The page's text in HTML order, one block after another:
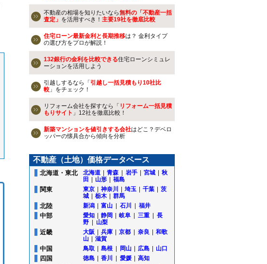
不動産の相場を知りたいなら無料の「不動産一括
査定」 を活用すべき！ 主要19社を徹底比較
住宅ローン最新金利と長期推移は？ 金利タイプ
の選び方をプロが解説！
132銀行の金利を比較できる住宅ローンシミュレ
ーションを活用しよう
引越しするなら「 引越し一括見積もり10社比
較 」をチェック！
リフォーム会社を探すなら「 リフォーム一括見積
もりサイト 」12社を徹底比較！
新築マンションを値引きする会社はどこ？デベロ
ッパーの懐具合から傾向を分析
不動産（土地）価格データベース
北海道・東北 北海道 青森 岩手 宮城
秋
田
山形 福島
関東 東京 神奈川 埼玉 千葉
茨
城
栃木 群馬
北陸 新潟 富山 石川 福井
中部 愛知 静岡 岐阜 三重
長
野
山梨
近畿 大阪 兵庫 京都 奈良
和歌
山
滋賀
中国 鳥取 島根 岡山 広島 山口
四国 徳島 香川 愛媛 高知